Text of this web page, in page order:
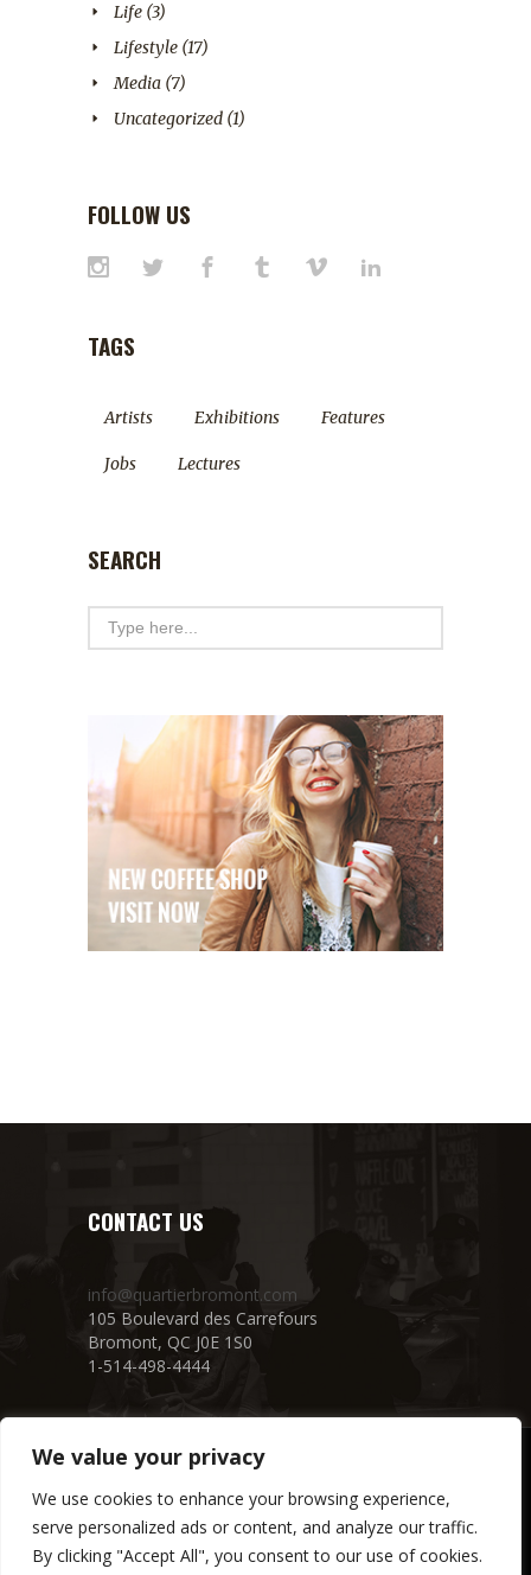
We value your privacy
We use cookies to enhance your browsing experience,
serve personalized ads or content, and analyze our traffic.
By clicking "Accept All", you consent to our use of cookies.
Life (3)
Lifestyle (17)
Media (7)
Uncategorized (1)
FOLLOW US
TAGS
Artists Exhibitions Features
Jobs Lectures
SEARCH
CONTACT US
info@quartierbromont.com
105 Boulevard des Carrefours
Bromont, QC J0E 1S0
1-514-498-4444